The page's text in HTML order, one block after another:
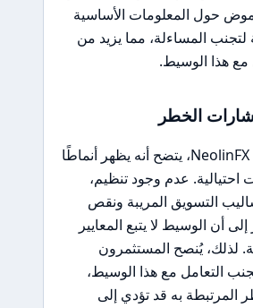
حول المعلومات الأساسية
لتجنب المساءلة، مما يزيد من
مع هذا الوسيط.
الخطر
بناءً على سلوك NeolinFX، يتضح أنه يظهر أنماطًا
احتيالية. عدم وجود تنظيم،
التسويق المريبة ونقص
أن الوسيط لا يتبع المعايير
لذلك، يُنصح المستثمرون
التعامل مع هذا الوسيط،
المرتبطة به قد تؤدي إلى